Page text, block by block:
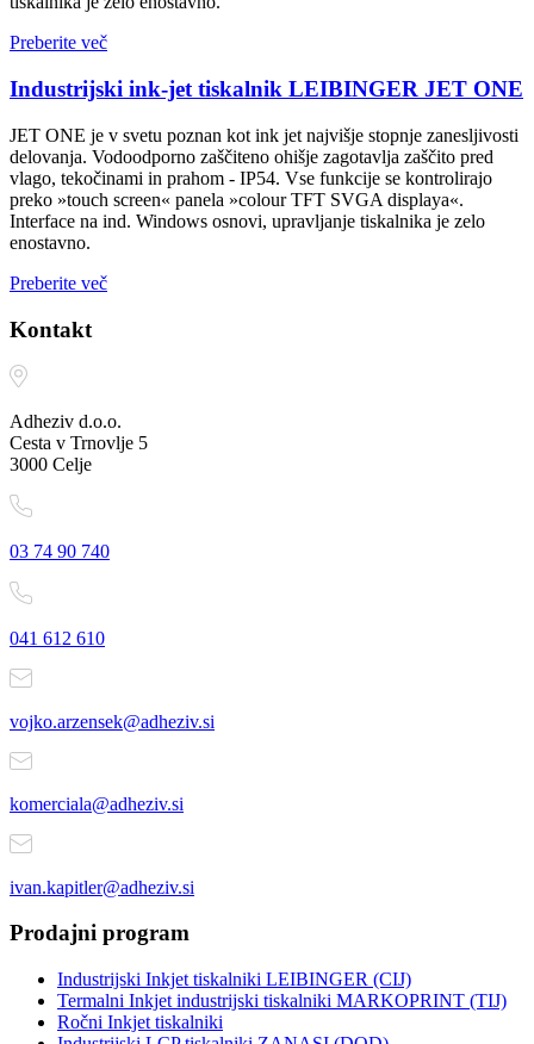
Preberite več
Industrijski ink-jet tiskalnik LEIBINGER JET ONE
JET ONE je v svetu poznan kot ink jet najvišje stopnje zanesljivosti
delovanja. Vodoodporno zaščiteno ohišje zagotavlja zaščito pred
vlago, tekočinami in prahom - IP54. Vse funkcije se kontrolirajo
preko »touch screen« panela »colour TFT SVGA displaya«.
Interface na ind. Windows osnovi, upravljanje tiskalnika je zelo
enostavno.
Preberite več
Kontakt
Adheziv d.o.o.
Cesta v Trnovlje 5
3000 Celje
03 74 90 740
041 612 610
vojko.arzensek@adheziv.si
komerciala@adheziv.si
ivan.kapitler@adheziv.si
Prodajni program
Industrijski Inkjet tiskalniki LEIBINGER (CIJ)
Termalni Inkjet industrijski tiskalniki MARKOPRINT (TIJ)
Ročni Inkjet tiskalniki